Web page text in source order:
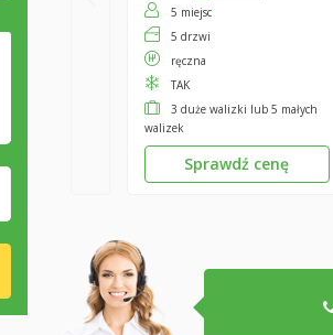
5 miejsc
5 drzwi
ręczna
TAK
3 duże walizki lub 5 małych
walizek
Sprawdź cenę